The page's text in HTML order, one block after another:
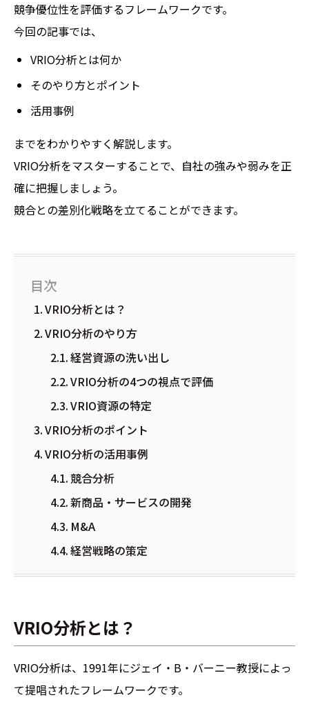
競争優位性を評価するフレームワークです。
今回の記事では、
VRIO分析とは何か
そのやり方とポイント
活用事例
までをわかりやすく解説します。
VRIO分析をマスターすることで、自社の強みや弱みを正
確に把握しましょう。
競合との差別化戦略を立てることができます。
目次
VRIO分析とは？
VRIO分析のやり方
経営資源の洗い出し
VRIO分析の4つの視点で評価
VRIO資源の特定
VRIO分析のポイント
VRIO分析の活用事例
競合分析
新商品・サービスの開発
M&A
経営戦略の策定
VRIO分析とは？
VRIO分析は、1991年にジェイ・B・バーニー教授によっ
て提唱されたフレームワークです。